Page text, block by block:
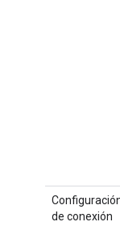
de conexión